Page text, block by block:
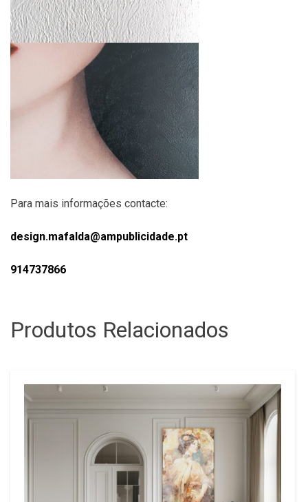
Para mais informações contacte:
design.mafalda@ampublicidade.pt
914737866
Produtos Relacionados